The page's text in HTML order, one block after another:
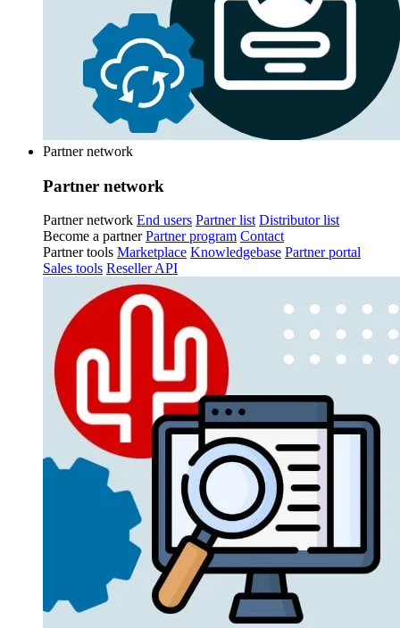
Partner network
Partner network
Partner network End users Partner list Distributor list
Become a partner Partner program Contact
Partner tools Marketplace Knowledgebase Partner portal
Sales tools Reseller API